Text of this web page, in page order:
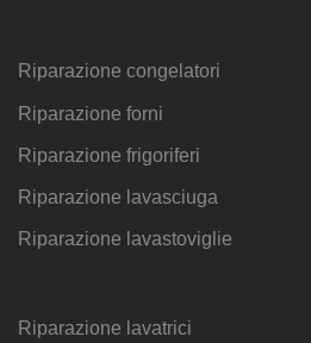
Riparazione congelatori
Riparazione forni
Riparazione frigoriferi
Riparazione lavasciuga
Riparazione lavastoviglie
Riparazione lavatrici